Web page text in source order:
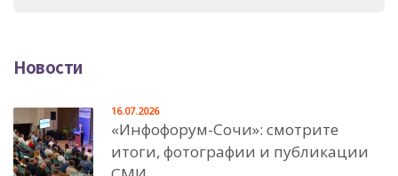
Новости
«Инфофорум-Сочи»: смотрите
итоги, фотографии и публикации
16.07.2026